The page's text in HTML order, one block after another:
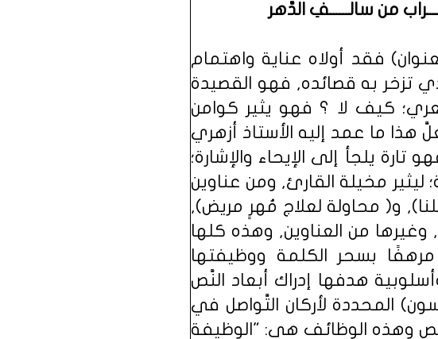
من سالــــــفِ الدَّهر
فقد أولاه عناية واهتمام
تزخر به قصائده, فهو القصيدة
كيف لا ؟ فهو يثير كوامن
هذا ما عمد إليه الأستاذ أزهري
يلجأ إلى الإيحاء والإشارة؛
ليثير مخيلة القارئ, ومن عناوين
و( محاولة لعلاج مُهرٍ مريض),
وغيرها من العناوين, وهذه كلها
بسحر الكلمة ووظيفتها
هدفها إدراك أبعاد النَّص
المحددة لأركان التَّواصل في
نص وهذه الوظائف هي: "الوظيفة